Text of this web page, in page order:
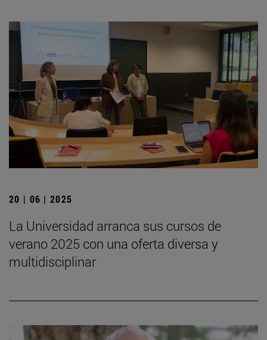
20 | 06 | 2025
La Universidad arranca sus cursos de
verano 2025 con una oferta diversa y
multidisciplinar